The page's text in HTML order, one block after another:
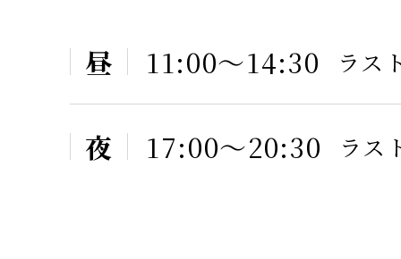
昼 11:00〜14:30 ラス
夜 17:00〜20:30 ラス